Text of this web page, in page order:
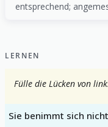
LERNEN
Fülle die Lücken von
Sie benimmt sich